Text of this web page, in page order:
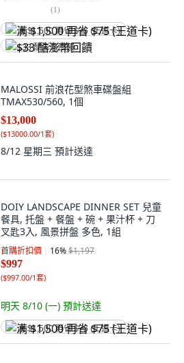
(1)
满 $1,500 再省 $75 (王道卡)
$33 酷澎幣回饋
MALOSSI 前浪花型煞車碟盤組
TMAX530/560, 1個
$13,000
($13000.00/1套)
8/12 星期三 預計送達
DOIY LANDSCAPE DINNER SET 兒童
餐具, 托盤 + 餐盤 + 碗 + 果汁杯 + 刀
叉匙3入, 風景拼盤 多色, 1組
首購折扣價 16%$1,197
$997
($997.00/1套)
明天 8/10 (一) 預計送達
满 $1,500 再省 $75 (王道卡)